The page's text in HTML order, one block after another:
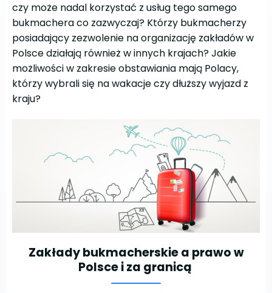
czy może nadal korzystać z usług tego samego
bukmachera co zazwyczaj? Którzy bukmacherzy
posiadający zezwolenie na organizację zakładów w
Polsce działają również w innych krajach? Jakie
możliwości w zakresie obstawiania mają Polacy,
którzy wybrali się na wakacje czy dłuższy wyjazd z
kraju?
Zakłady bukmacherskie a prawo w
Polsce i za granicą